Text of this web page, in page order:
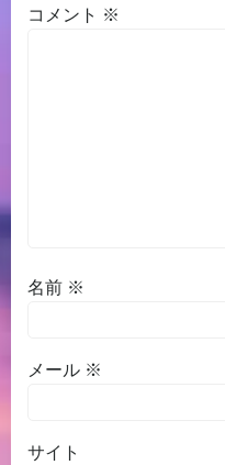
コメント ※
名前 ※
メール ※
サイト